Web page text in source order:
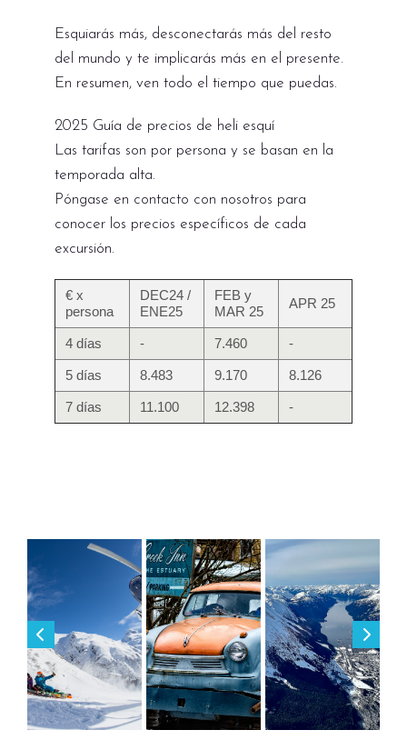
Esquiarás más, desconectarás más del resto
del mundo y te implicarás más en el presente.
En resumen, ven todo el tiempo que puedas.
2025 Guía de precios de heli esquí
Las tarifas son por persona y se basan en la
temporada alta.
Póngase en contacto con nosotros para
conocer los precios específicos de cada
excursión.
€ x
persona
DEC24 /
ENE25
FEB y
MAR 25
APR 25
4 días - 7.460 -
5 días 8.483 9.170 8.126
7 días 11.100 12.398 -